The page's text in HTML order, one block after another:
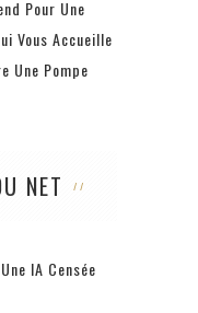
Pour Une
Vous Accueille
Une Pompe
NET
IA Censée